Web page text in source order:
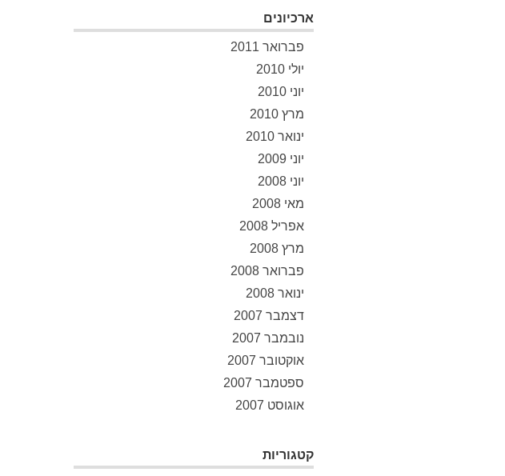
ארכיונים
פברואר 2011
יולי 2010
יוני 2010
מרץ 2010
ינואר 2010
יוני 2009
יוני 2008
מאי 2008
אפריל 2008
מרץ 2008
פברואר 2008
ינואר 2008
דצמבר 2007
נובמבר 2007
אוקטובר 2007
ספטמבר 2007
אוגוסט 2007
קטגוריות